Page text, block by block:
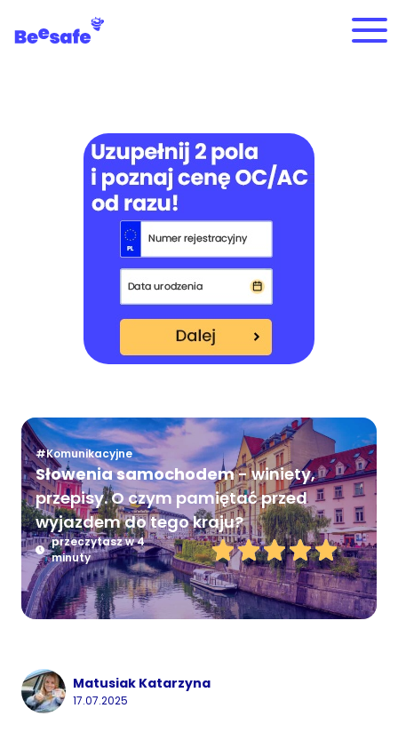
#Komunikacyjne
Słowenia samochodem- winiety,
przepisy. O czym pamiętać przed
wyjazdem do tego kraju?
przeczytasz w 4
minuty
Matusiak Katarzyna
17.07.2025